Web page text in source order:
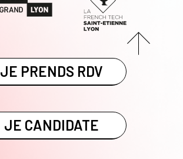
JE PRENDS RDV
JE CANDIDATE